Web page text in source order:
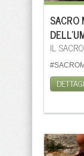
SACRO
IL